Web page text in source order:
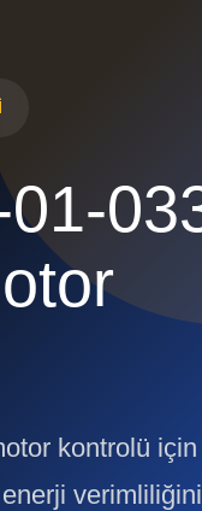
kontrolü için
verimliliğini